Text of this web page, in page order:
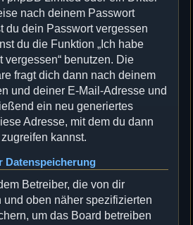
nach deinem Passwort
du dein Passwort vergessen
du die Funktion „Ich habe
vergessen“ benutzen. Die
fragt dich dann nach deinem
und deiner E-Mail-Adresse und
ein neu generiertes
Adresse, mit dem du dann
kannst.
Datenspeicherung
Betreiber, die von dir
und oben näher spezifizierten
um das Board betreiben